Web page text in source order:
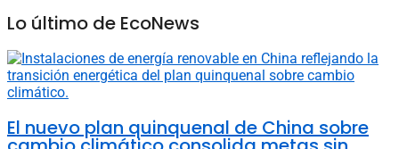
Lo último de EcoNews
El nuevo plan quinquenal de China sobre